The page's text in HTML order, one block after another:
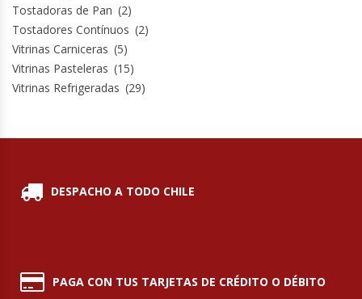
Tostadoras de Pan (2)
Tostadores Contínuos (2)
Vitrinas Carniceras (5)
Vitrinas Pasteleras (15)
Vitrinas Refrigeradas (29)
DESPACHO A TODO CHILE
PAGA CON TUS TARJETAS DE CRÉDITO O DÉBITO